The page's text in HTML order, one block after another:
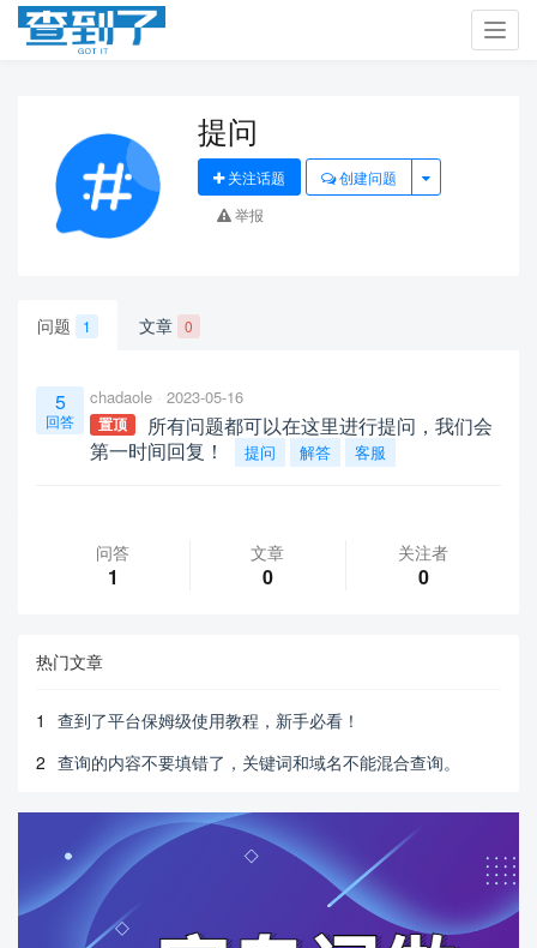
提问
关注话题
创建问题
举报
问题 1 文章 0
5
回答
chadaole 2023-05-16
置顶
所有问题都可以在这里进行提问，我们会
第一时间回复！
提问 解答 客服
问答
1
文章
0
关注者
0
热门文章
1
查到了平台保姆级使用教程，新手必看！
2 查询的内容不要填错了，关键词和域名不能混合查询。